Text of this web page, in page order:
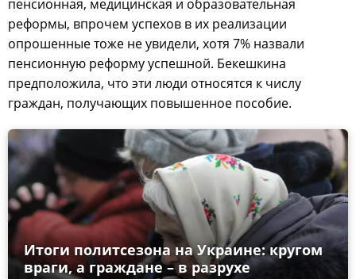
пенсионная, медицинская и образовательная
реформы, впрочем успехов в их реализации
опрошенные тоже не увидели, хотя 7% назвали
пенсионную реформу успешной. Бекешкина
предположила, что эти люди относятся к числу
граждан, получающих повышенное пособие.
Итоги политсезона на Украине: кругом
враги, а граждане – в разрухе